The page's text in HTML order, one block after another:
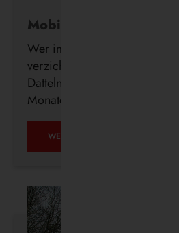
Mobil ohne Auto
Wer im Alter freiwillig auf
verzichtet, erhält ab sofort
Datteln kostenlos ein
Monate.
WEITERLESEN …